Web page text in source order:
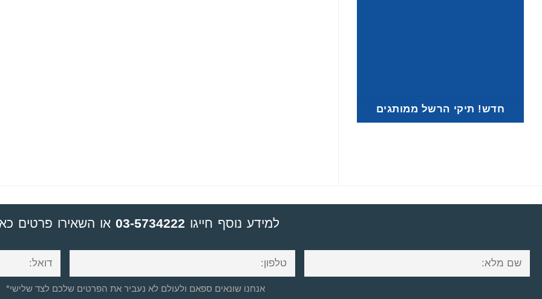
חדש! תיקי הרשל ממותגים
למידע נוסף חייגו 03-5734222 או השאירו פרטים
*אנחנו שונאים ספאם ולעולם לא נעביר את הפרטים שלכם לצד שלישי